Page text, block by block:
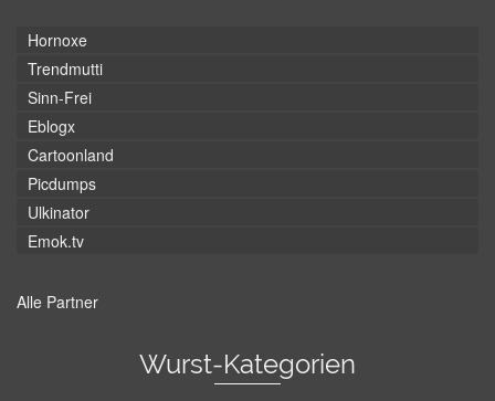
Hornoxe
Trendmutti
Sinn-Frei
Eblogx
Cartoonland
Picdumps
Ulkinator
Emok.tv
Alle Partner
Wurst-Kategorien